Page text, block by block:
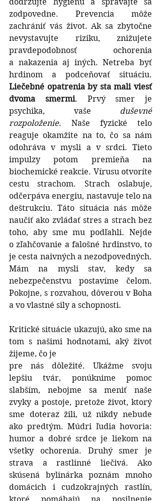
zodpovedne. Prevencia môže
zachrániť vás život. Ak sa zbytočne
nevystavujte riziku, znižujete
pravdepodobnosť ochorenia
a nakazenia aj iných. Netreba byť
Liečebné opatrenia by sta mali viesť
dvoma smermi. Prvý smer je
psychika, vaše duševné
rozpoloženie. Naše fyzické telo
reaguje okamžite na to, čo sa nám
odohráva v mysli a v srdci. Tieto
impulzy potom premieňa na
biochemické reakcie. Vírusu otvoríte
cestu strachom. Strach oslabuje,
odčerpáva energiu, nastavuje telo na
deštrukciu. Táto situácia nás môže
naučiť ako zvládať stres a strach bez
toho, aby sme mu podľahli. Nejde
o zľahčovanie a falošné hrdinstvo, to
je cesta naivných a nezodpovedných.
Mám na mysli stav, kedy sa
nebezpečenstvu postavíme čelom.
Pokojne, s rozvahou, dôverou v Boha
a vo vlastné sily a schopnosti.
Kritické situácie ukazujú, ako sme na
tom s našimi hodnotami, aký život
žijeme, čo je
pre nás dôležité. Ukážme svoju
lepšiu tvár, ponúknime pomoc
slabším, nebojme sa meniť naše
zvyky a postoje, pretože život, ktorý
sme doteraz žili, už nikdy nebude
ako predtým. Múdri ľudia hovoria:
humor a dobré srdce je liekom na
všetky ochorenia. Druhý smer je
strava a rastlinné liečivá. Ako
skúsená bylinárka poznám mnoho
domácich i cudzokrajných rastlín,